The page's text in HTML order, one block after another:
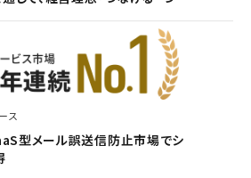
ス
型メール誤送信防止市場でシ
ス
とPOWER EGGの連携
ンス作業による一時閉鎖』のお